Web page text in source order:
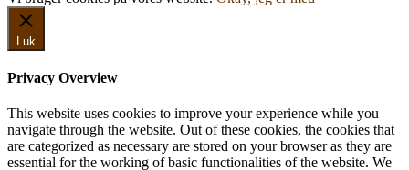
Luk
Privacy Overview
This website uses cookies to improve your experience while you
navigate through the website. Out of these cookies, the cookies that
are categorized as necessary are stored on your browser as they are
essential for the working of basic functionalities of the website. We